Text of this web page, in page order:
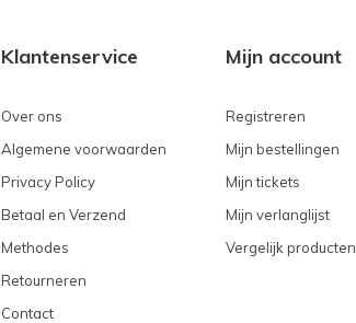
Klantenservice
Over ons
Algemene voorwaarden
Privacy Policy
Betaal en Verzend
Methodes
Retourneren
Contact
Mijn account
Registreren
Mijn bestellingen
Mijn tickets
Mijn verlanglijst
Vergelijk producten